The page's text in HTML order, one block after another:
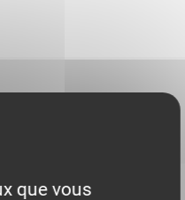
que vous